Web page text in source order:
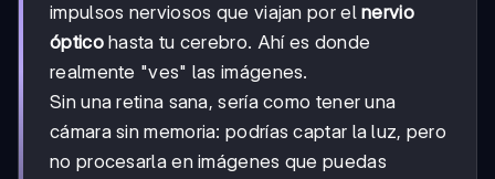
impulsos nerviosos que viajan por elnervio
ópticohasta tu cerebro. Ahí es donde
realmente "ves" las imágenes.
Sin una retina sana, sería como tener una
cámara sin memoria: podrías captar la luz, pero
no procesarla en imágenes que puedas